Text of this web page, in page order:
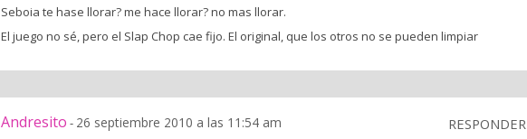
Seboia te hase llorar? me hace llorar? no mas llorar.
El juego no sé, pero el Slap Chop cae fijo. El original, que los otros no se pueden limpiar
Andresito - 26 septiembre 2010 a las 11:54 am RESPONDER